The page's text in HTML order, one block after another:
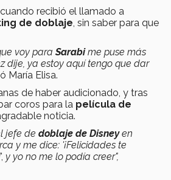
recibió el llamado a
de doblaje , sin saber para que
voy paraSarabime puse más
dije, ya estoy aquí tengo que dar
María Elisa.
de haber audicionado, y tras
coros para la película de
noticia.
jefe de doblaje de Disneyen
y me dice: '¡Felicidades te
', y yo no me lo podía creer",